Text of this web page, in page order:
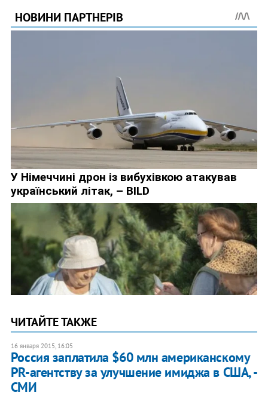
ЧИТАЙТЕ ТАКЖЕ
16 января 2015, 16:05
Россия заплатила $60 млн американскому
PR-агентству за улучшение имиджа в США, -
СМИ